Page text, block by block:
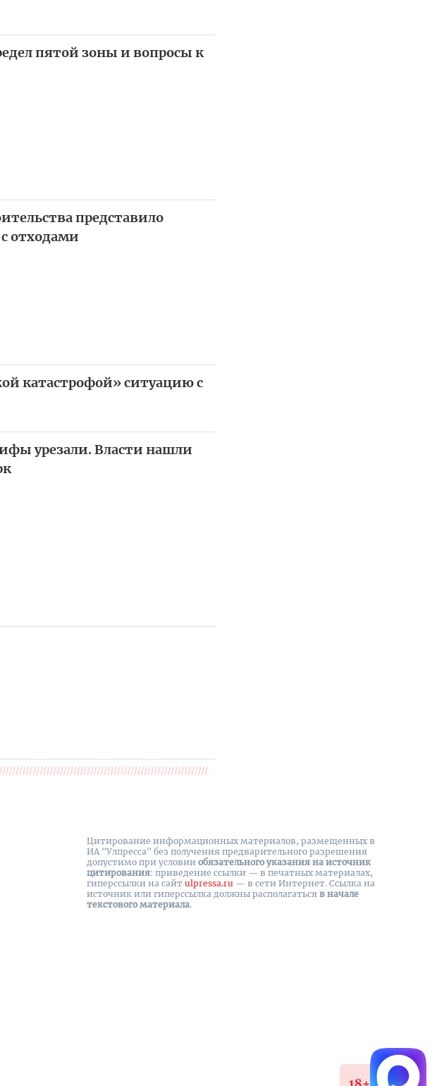
пятой зоны и вопросы к
представило
отходами
катастрофой» ситуацию с
урезали. Власти нашли
Цитирование информационных материалов, размещенных в
ИА "Улпресса" без получения предварительного разрешения
допустимо при условии обязательного указания на источник
цитирования: приведение ссылки — в печатных материалах,
гиперссылки на cайт ulpressa.ru — в сети Интернет. Ссылка на
источник или гиперссылка должны располагаться в начале
текстового материала.